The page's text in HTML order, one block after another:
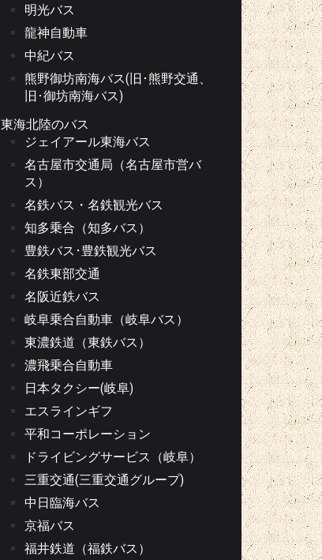
明光バス
龍神自動車
中紀バス
熊野御坊南海バス(旧･熊野交通、
旧･御坊南海バス)
東海北陸のバス
ジェイアール東海バス
名古屋市交通局（名古屋市営バ
ス）
名鉄バス・名鉄観光バス
知多乗合（知多バス）
豊鉄バス･豊鉄観光バス
名鉄東部交通
名阪近鉄バス
岐阜乗合自動車（岐阜バス）
東濃鉄道（東鉄バス）
濃飛乗合自動車
日本タクシー(岐阜)
エスラインギフ
平和コーポレーション
ドライビングサービス（岐阜）
三重交通(三重交通グループ)
中日臨海バス
京福バス
福井鉄道（福鉄バス）